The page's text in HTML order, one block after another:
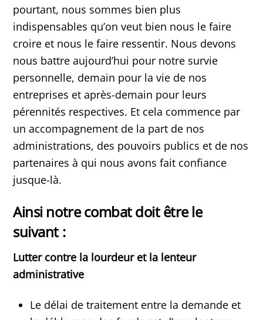
pourtant, nous sommes bien plus
indispensables qu’on veut bien nous le faire
croire et nous le faire ressentir. Nous devons
nous battre aujourd’hui pour notre survie
personnelle, demain pour la vie de nos
entreprises et après-demain pour leurs
pérennités respectives. Et cela commence par
un accompagnement de la part de nos
administrations, des pouvoirs publics et de nos
partenaires à qui nous avons fait confiance
jusque-là.
Ainsi notre combat doit être le
suivant :
Lutter contre la lourdeur et la lenteur
administrative
Le délai de traitement entre la demande et